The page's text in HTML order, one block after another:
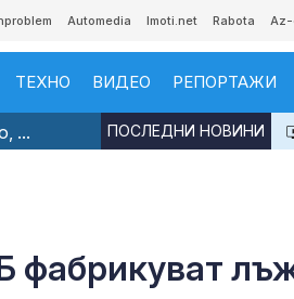
Automedia Imoti.net Rabota
ТЕХНО ВИДЕО РЕПОРТАЖИ
... ПОСЛЕДНИ НОВИНИ
фабрикуват